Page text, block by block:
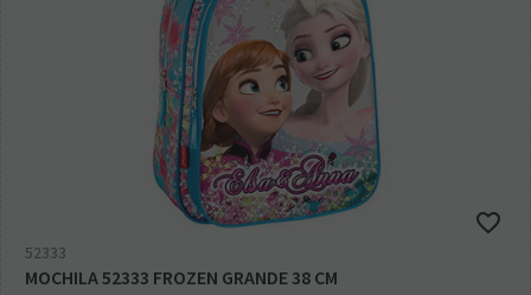
52333
MOCHILA 52333 FROZEN GRANDE 38 CM